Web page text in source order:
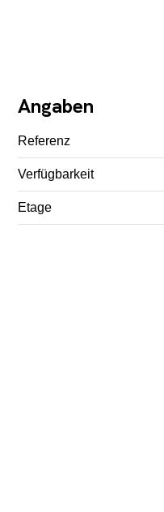
Angaben
Referenz
Verfügbarkeit
Etage